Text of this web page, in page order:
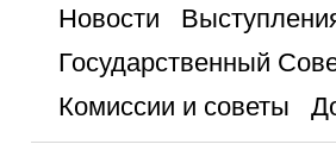
Новости
Государственный
Комиссии и советы